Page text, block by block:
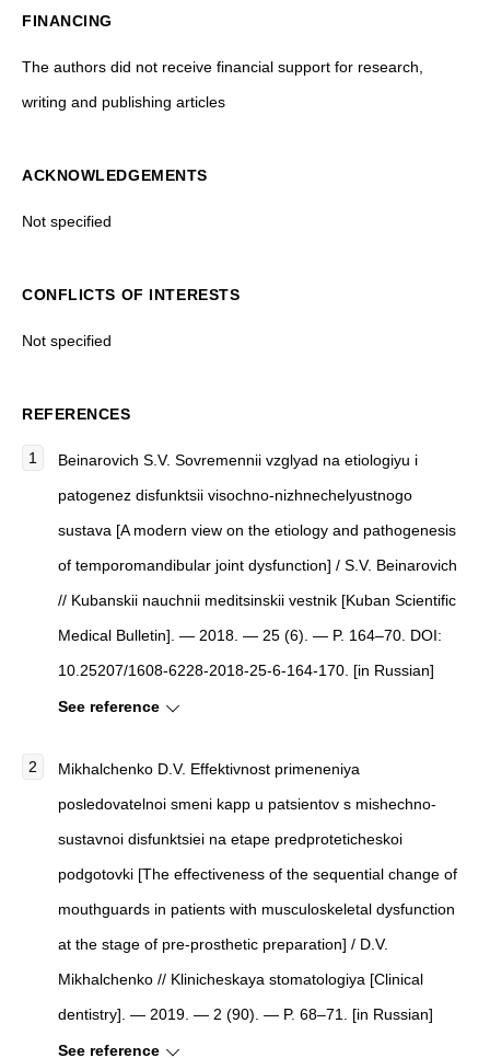
FINANCING
The authors did not receive financial support for research,
writing and publishing articles
ACKNOWLEDGEMENTS
Not specified
CONFLICTS OF INTERESTS
Not specified
REFERENCES
Beinarovich S.V. Sovremennii vzglyad na etiologiyu i
patogenez disfunktsii visochno-nizhnechelyustnogo
sustava [A modern view on the etiology and pathogenesis
of temporomandibular joint dysfunction] / S.V. Beinarovich
// Kubanskii nauchnii meditsinskii vestnik [Kuban Scientific
Medical Bulletin]. — 2018. — 25 (6). — P. 164–70. DOI:
10.25207/1608-6228-2018-25-6-164-170. [in Russian]
See reference
Mikhalchenko D.V. Effektivnost primeneniya
posledovatelnoi smeni kapp u patsientov s mishechno-
sustavnoi disfunktsiei na etape predproteticheskoi
podgotovki [The effectiveness of the sequential change of
mouthguards in patients with musculoskeletal dysfunction
at the stage of pre-prosthetic preparation] / D.V.
Mikhalchenko // Klinicheskaya stomatologiya [Clinical
dentistry]. — 2019. — 2 (90). — P. 68–71. [in Russian]
See reference